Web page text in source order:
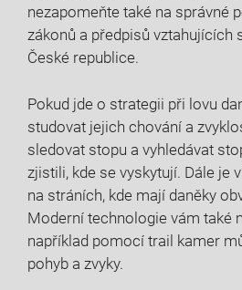
nezapomeňte také na správné
zákonů a předpisů vztahujících
České republice.
Pokud jde o strategii‌ při ⁣lovu
studovat jejich ​chování⁤ a
sledovat stopu a vyhledávat
zjistili, kde​ se vyskytují. Dále je
na​ stráních,⁤ kde mají daněky
Moderní technologie vám také
například pomocí trail kamer
pohyb a ⁤zvyky.